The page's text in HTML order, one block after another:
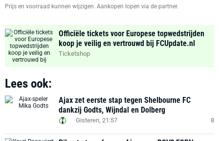
Prijs en voorraad kunnen wijzigen. Aankopen lopen via de partner.
Officiële tickets voor Europese topwedstrijden
koop je veilig en vertrouwd bij FCUpdate.nl
Ticketshop
Lees ook:
Ajax zet eerste stap tegen Shelbourne FC
dankzij Godts, Wijndal en Dolberg
Gisteren, 21:57 8